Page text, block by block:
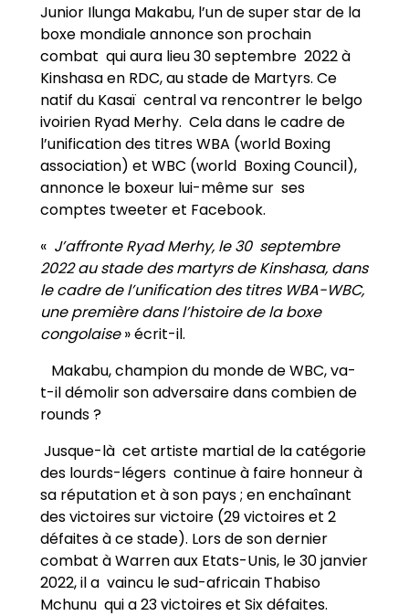
Junior Ilunga Makabu, l’un de super star de la
boxe mondiale annonce son prochain
combat qui aura lieu 30 septembre 2022 à
Kinshasa en RDC, au stade de Martyrs. Ce
natif du Kasaï central va rencontrer le belgo
ivoirien Ryad Merhy. Cela dans le cadre de
l’unification des titres WBA (world Boxing
association) et WBC (world Boxing Council),
annonce le boxeur lui-même sur ses
comptes tweeter et Facebook.
« J’affronte Ryad Merhy, le 30 septembre
2022 au stade des martyrs de Kinshasa, dans
le cadre de l’unification des titres WBA-WBC,
une première dans l’histoire de la boxe
congolaise» écrit-il.
Makabu, champion du monde de WBC, va-
t-il démolir son adversaire dans combien de
rounds ?
Jusque-là cet artiste martial de la catégorie
des lourds-légers continue à faire honneur à
sa réputation et à son pays ; en enchaînant
des victoires sur victoire (29 victoires et 2
défaites à ce stade). Lors de son dernier
combat à Warren aux Etats-Unis, le 30 janvier
2022, il a vaincu le sud-africain Thabiso
Mchunu qui a 23 victoires et Six défaites.